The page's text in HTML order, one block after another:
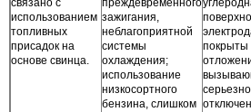
связано с
использованием
топливных
присадок на
основе свинца.
преждевременного
зажигания,
неблагоприятной
системы
охлаждения;
использование
низкосортного
бензина, слишком
покрыты